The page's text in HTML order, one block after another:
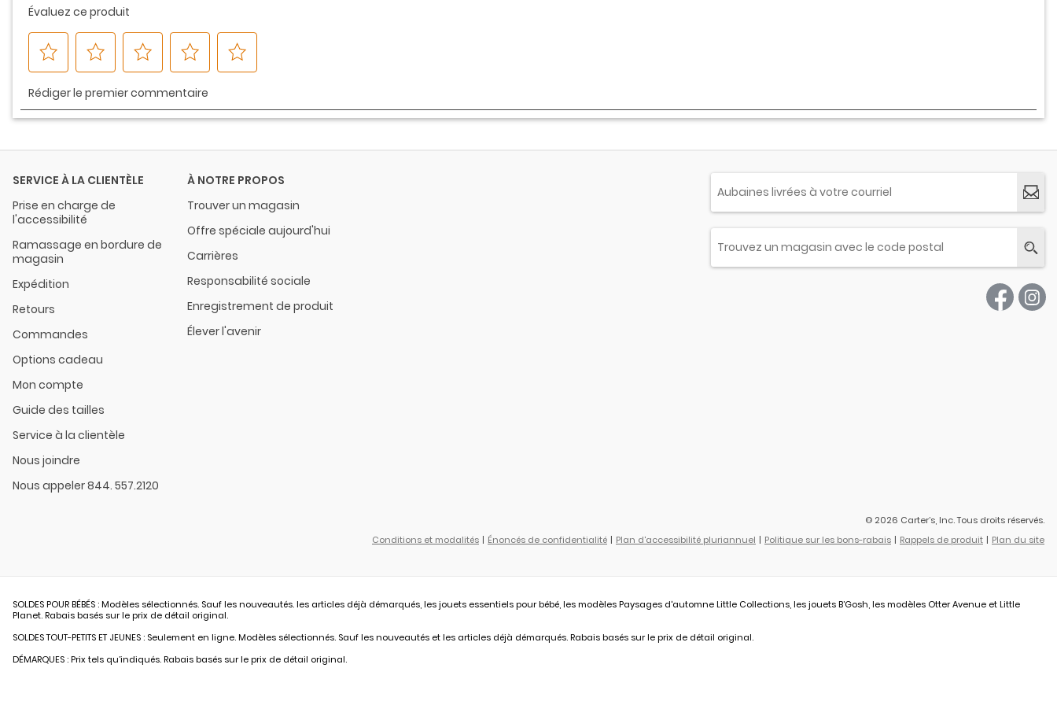
SERVICE À LA CLIENTÈLE
Prise en charge de
l'accessibilité
Ramassage en bordure de
magasin
Expédition
Retours
Commandes
Options cadeau
Mon compte
Guide des tailles
Service à la clientèle
Nous joindre
Nous appeler 844. 557.2120
À NOTRE PROPOS
Trouver un magasin
Offre spéciale aujourd'hui
Carrières
Responsabilité sociale
Enregistrement de produit
Élever l'avenir
© 2026 Carter’s, Inc. Tous droits réservés.
Conditions et modalités
Énoncés de confidentialité Plan d'accessibilité pluriannuel Politique sur les bons-rabais Rappels de produit Plan du site
SOLDES POUR BÉBÉS : Modèles sélectionnés. Sauf les nouveautés. les articles déjà démarqués, les jouets essentiels pour bébé, les modèles Paysages d'automne Little Collections, les jouets B’Gosh, les modèles Otter Avenue et Little
Planet. Rabais basés sur le prix de détail original.
SOLDES TOUT-PETITS ET JEUNES : Seulement en ligne. Modèles sélectionnés. Sauf les nouveautés et les articles déjà démarqués. Rabais basés sur le prix de détail original.
DÉMARQUES : Prix tels qu’indiqués. Rabais basés sur le prix de détail original.